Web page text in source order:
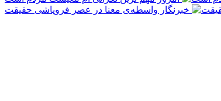
خبرنگار واسطه‌ی معنا در عصر فروپاشی حقیقت